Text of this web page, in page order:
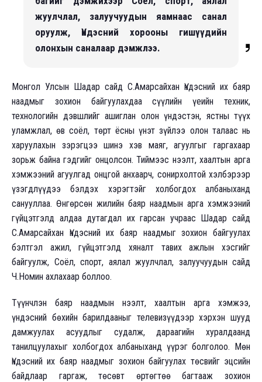
жуулчлал, залуучуудын яамнаас санал
оруулж, Үндэсний хорооны гишүүдийн
олонхын саналаар дэмжлээ.
Монгол Улсын Шадар сайд С.Амарсайхан Үндэсний их баяр
наадмыг зохион байгуулахдаа сүүлийн үеийн техник,
технологийн дэвшлийг ашиглан олон үндэстэн, ястны түүх
уламжлал, өв соёл, төрт ёсны үнэт зүйлээ олон талаас нь
харуулахын зэрэгцээ шинэ хэв маяг, агуулгыг гаргахаар
зорьж байна гэдгийг онцолсон. Тиймээс нээлт, хаалтын арга
хэмжээний агуулгад онцгой анхаарч, сонирхолтой хэлбэрээр
үзэгдлүүдээ бэлдэх хэрэгтэйг холбогдох албаныханд
санууллаа. Өнгөрсөн жилийн баяр наадмын арга хэмжээний
гүйцэтгэлд алдаа дутагдал их гарсан учраас Шадар сайд
С.Амарсайхан Үндэсний их баяр наадмыг зохион байгуулах
бэлтгэл ажил, гүйцэтгэлд хяналт тавих ажлын хэсгийг
байгуулж, Соёл, спорт, аялал жуулчлал, залуучуудын сайд
Ч.Номин ахлахаар боллоо.
Түүнчлэн баяр наадмын нээлт, хаалтын арга хэмжээ,
үндэсний бөхийн барилдааныг телевизүүдээр хэрхэн шууд
дамжуулах асуудлыг судалж, дараагийн хуралдаанд
танилцуулахыг холбогдох албаныханд үүрэг болголоо. Мөн
Үндэсний их баяр наадмыг зохион байгуулах төсвийг эцсийн
байдлаар гаргаж, төсөвт өртөгтөө багтааж зохион